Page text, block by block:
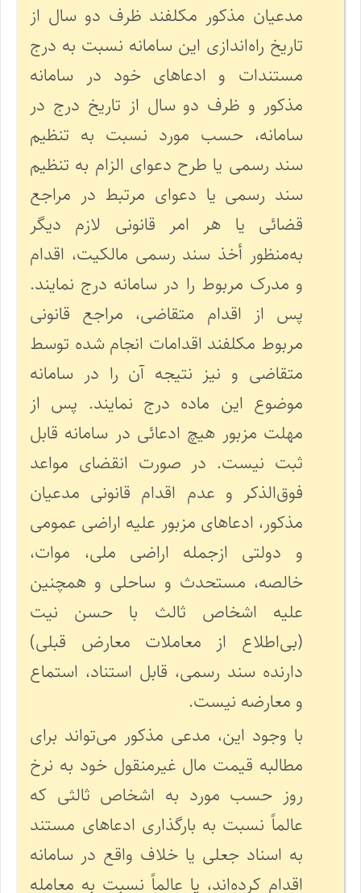
مدعیان مذکور مکلفند ظرف دو سال از
تاریخ راه‌اندازی این سامانه نسبت به درج
مستندات و ادعاهای خود در سامانه
مذکور و ظرف دو سال از تاریخ درج در
سامانه، حسب مورد نسبت به تنظیم
سند رسمی یا طرح دعوای الزام به تنظیم
سند رسمی یا دعوای مرتبط در مراجع
قضائی یا هر امر قانونی لازم دیگر
به‌منظور أخذ سند رسمی مالکیت، اقدام
و مدرک مربوط را در سامانه درج نمایند.
پس از اقدام متقاضی، مراجع قانونی
مربوط مکلفند اقدامات انجام شده توسط
متقاضی و نیز نتیجه آن را در سامانه
موضوع این ماده درج نمایند. پس از
مهلت مزبور هیچ ادعائی در سامانه قابل
ثبت نیست. در صورت انقضای مواعد
فوق‌الذکر و عدم اقدام قانونی مدعیان
مذکور، ادعاهای مزبور علیه اراضی عمومی
و دولتی ازجمله اراضی ملی، موات،
خالصه، مستحدث و ساحلی و همچنین
علیه اشخاص ثالث با حسن نیت
(بی‌اطلاع از معاملات معارض قبلی)
دارنده سند رسمی، قابل استناد، استماع
و معارضه نیست.
با وجود این، مدعی مذکور می‌تواند برای
مطالبه قیمت مال غیرمنقول خود به نرخ
روز حسب مورد به اشخاص ثالثی که
عالماً نسبت به بارگذاری ادعاهای مستند
به اسناد جعلی یا خلاف واقع در سامانه
اقدام کرده‌اند، یا عالماً نسبت به معامله